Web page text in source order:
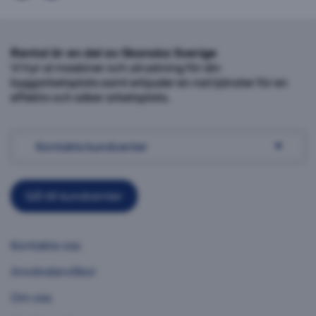
Rental är en del av Skanska Sverige
Vi hyr ut maskiner och utrustning för din
byggarbetsplats samt erbjuder en rad tjänster för en
effektiv och säker arbetsplats.
Kontakta kundcenter
Gå till kundcenter
Kontakta oss
Användarvillkor
Om oss